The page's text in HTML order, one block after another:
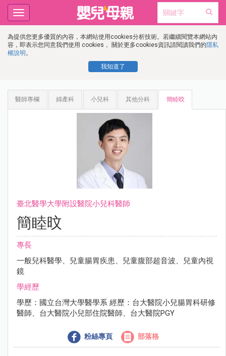
為提供您更多優質的內容，本網站使用cookies分析技術。若繼續閱覽本網站內
容，即表示您同意我們使用 cookies， 關於更多cookies資訊請閱讀我們的隱私
權說明 。
我知道了
Toggle
navigation
醫師專欄 婦產科 小兒科 其他分科 簡睦旼
臺北醫學大學附設醫院小兒科醫師
簡睦旼
專長
一般兒科醫學、兒童腸胃疾患、兒童腹部超音波、兒童內視
鏡
學經歷
學歷：國立台灣大學醫學系 經歷：台大醫院小兒腸胃科研修
醫師、台大醫院小兒部住院醫師、台大醫院PGY
粉絲專頁 部落格